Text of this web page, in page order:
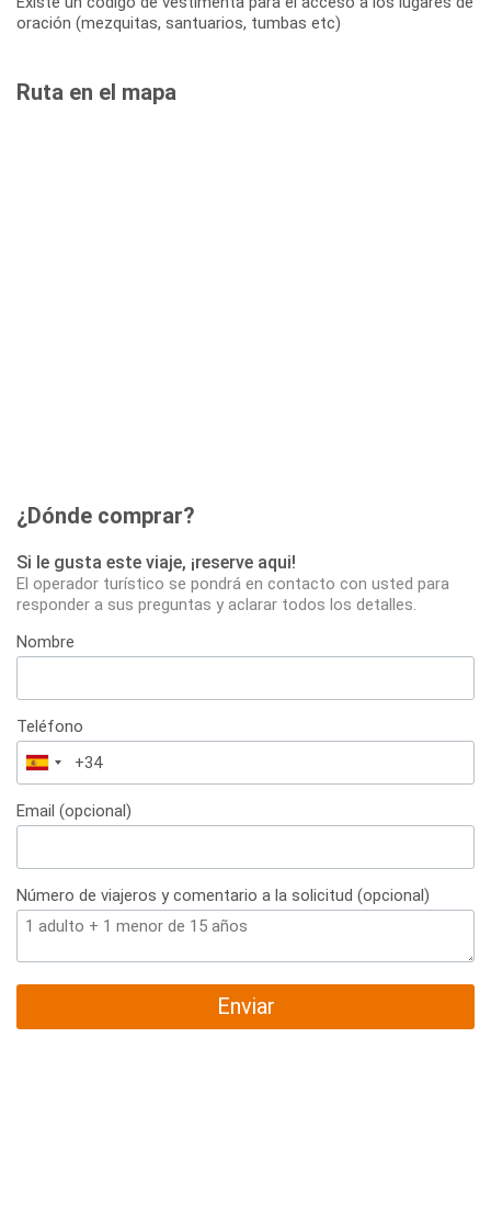
oración (mezquitas, santuarios, tumbas etc)
Ruta en el mapa
¿Dónde comprar?
Si le gusta este viaje, ¡reserve aqui!
El operador turístico se pondrá en contacto con usted para
responder a sus preguntas y aclarar todos los detalles.
Nombre
Teléfono
España
+34
Email (opcional)
Número de viajeros y comentario a la solicitud (opcional)
Enviar